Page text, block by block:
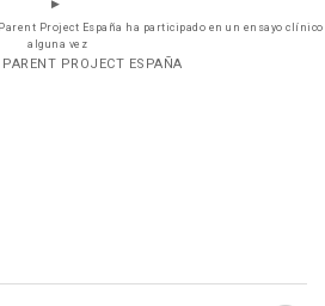
Project España ha participado en un ensayo clínico
alguna vez
PROJECT ESPAÑA